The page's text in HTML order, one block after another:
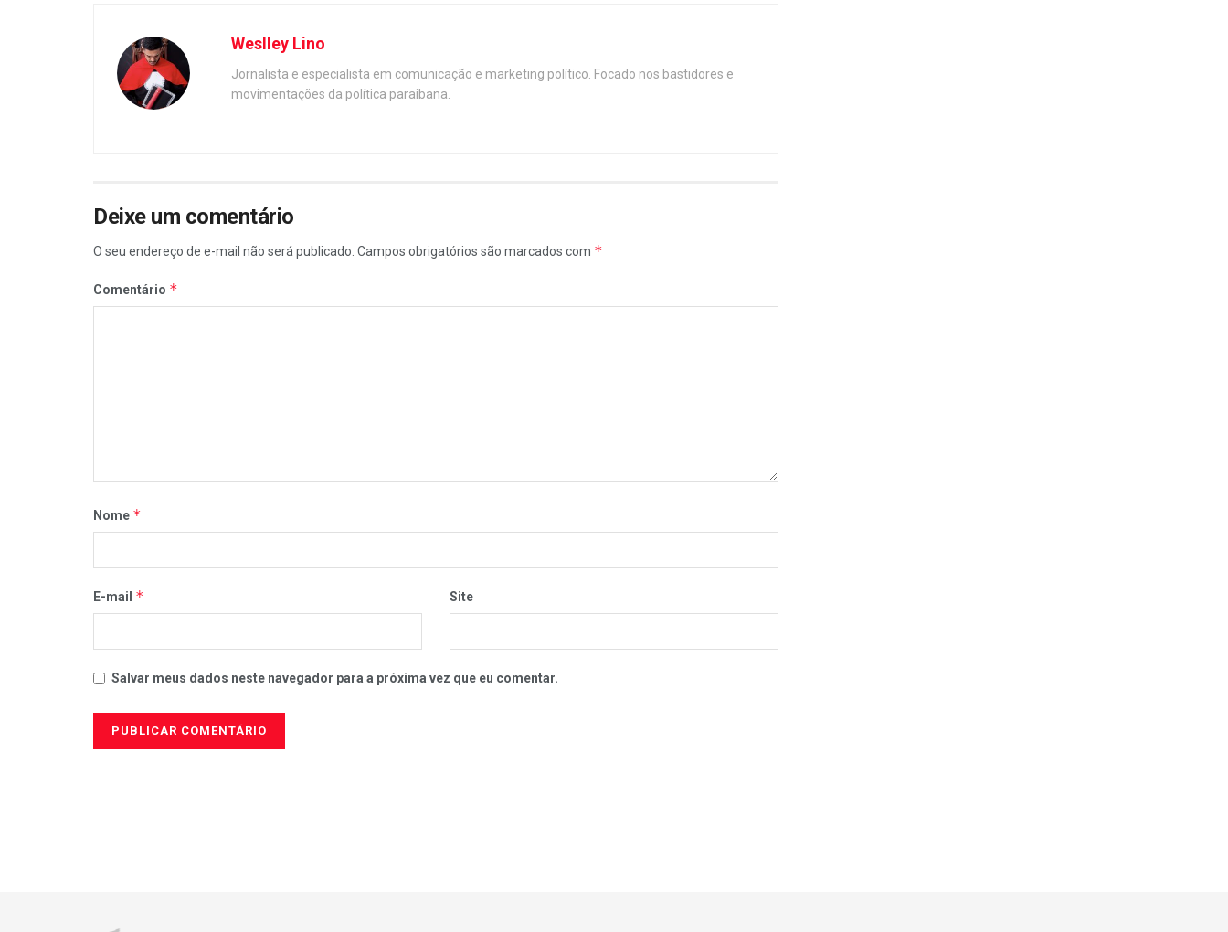
Weslley Lino
Jornalista e especialista em comunicação e marketing político. Focado nos bastidores e
movimentações da política paraibana.
Deixe um comentário
O seu endereço de e-mail não será publicado. Campos obrigatórios são marcados com *
Comentário *
Nome *
E-mail * Site
Salvar meus dados neste navegador para a próxima vez que eu comentar.